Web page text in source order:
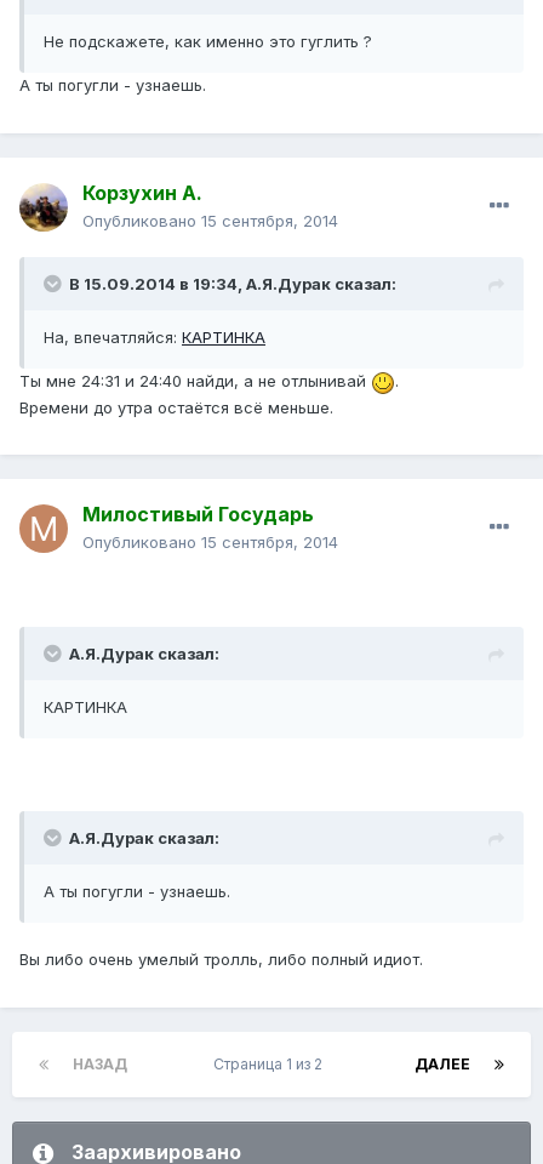
Не подскажете, как именно это гуглить ?
А ты погугли - узнаешь.
Корзухин А.
Опубликовано 15 сентября, 2014
В 15.09.2014 в 19:34, А.Я.Дурак сказал:
На, впечатляйся: КАРТИНКА
Ты мне 24:31 и 24:40 найди, а не отлынивай
.
Времени до утра остаётся всё меньше.
Милостивый Государь
Опубликовано 15 сентября, 2014
А.Я.Дурак сказал:
КАРТИНКА
А.Я.Дурак сказал:
А ты погугли - узнаешь.
Вы либо очень умелый тролль, либо полный идиот.
НАЗАД ДАЛЕЕ
Страница 1 из 2
Заархивировано